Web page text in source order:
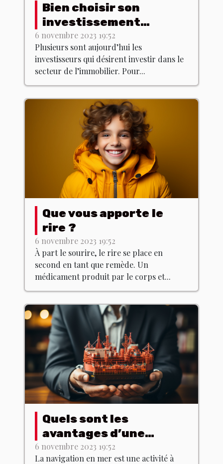
Bien choisir son
investissement
immobilier : les
meilleurs conseils !
6 novembre 2023 19:52
Plusieurs sont aujourd’hui les
investisseurs qui désirent investir dans le
secteur de l’immobilier. Pour...
Que vous apporte le
rire ?
6 novembre 2023 19:52
À part le sourire, le rire se place en
second en tant que remède. Un
médicament produit par le corps et...
Quels sont les
avantages d’une
assurance maritime ?
6 novembre 2023 19:52
La navigation en mer est une activité à